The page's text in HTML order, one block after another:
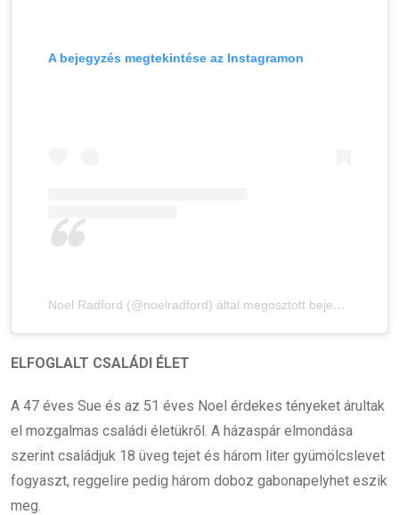
A bejegyzés megtekintése az Instagramon
Noel Radford (@noelradford) által megosztott bejegyzés
ELFOGLALT CSALÁDI ÉLET
A 47 éves Sue és az 51 éves Noel érdekes tényeket árultak
el mozgalmas családi életükről. A házaspár elmondása
szerint családjuk 18 üveg tejet és három liter gyümölcslevet
fogyaszt, reggelire pedig három doboz gabonapelyhet eszik
meg.